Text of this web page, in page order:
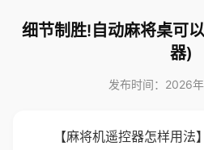
细节制胜!自动麻将桌可
器)
发布时间：2026
【麻将机遥控器怎样用